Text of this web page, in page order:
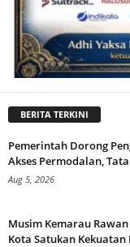
BERITA TERKINI
Pemerintah Dorong
Akses Permodalan,
Aug 5, 2026
Musim Kemarau
Kota Satukan